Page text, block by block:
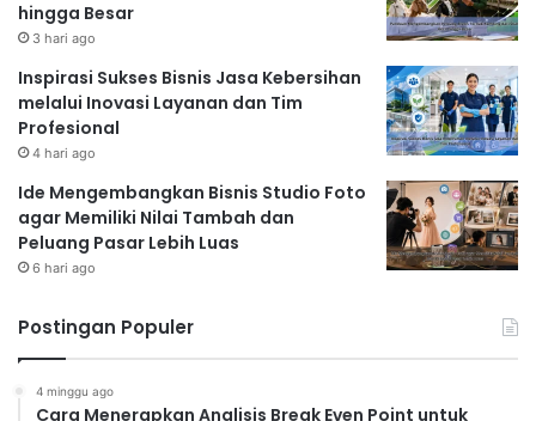
hingga Besar
3 hari ago
Inspirasi Sukses Bisnis Jasa Kebersihan
melalui Inovasi Layanan dan Tim
Profesional
4 hari ago
Ide Mengembangkan Bisnis Studio Foto
agar Memiliki Nilai Tambah dan
Peluang Pasar Lebih Luas
6 hari ago
Postingan Populer
4 minggu ago
Cara Menerapkan Analisis Break Even Point untuk